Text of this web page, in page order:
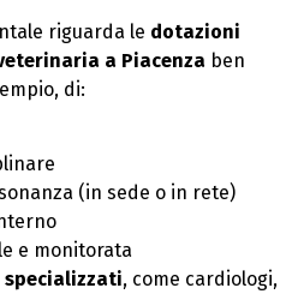
riguarda le dotazioni
a Piacenza ben
di:
(in sede o in rete)
e monitorata
, come cardiologi,